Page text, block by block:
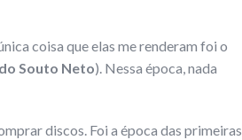
coisa que elas me renderam foi o
Souto Neto). Nessa época, nada
discos. Foi a época das primeiras